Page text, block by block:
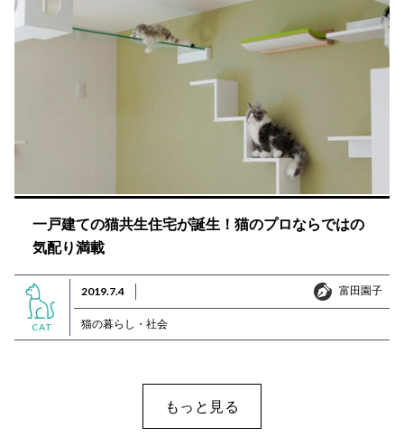
一戸建ての猫共生住宅が誕生！猫のプロならではの
気配り満載
CAT
2019.7.4 富田園子
富田園子
猫の暮らし・社会
もっと見る